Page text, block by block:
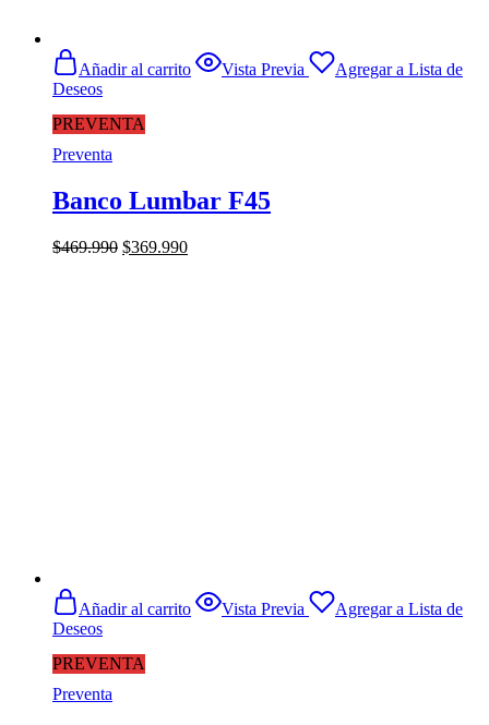
PREVENTA
Añadir al carrito Vista Previa
Agregar a Lista de
Deseos
Preventa
Banco Lumbar F45
$469.990 El
$369.990El
PREVENTA
Añadir al carrito Vista Previa
Agregar a Lista de
Deseos
Preventa